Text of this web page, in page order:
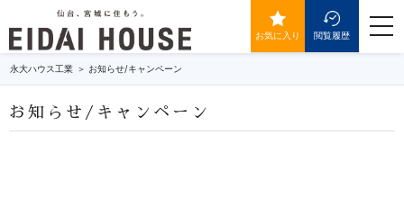
お気に入り 閲覧履歴
永大ハウス工業 お知らせ/キャンペーン
お知らせ/キャンペーン